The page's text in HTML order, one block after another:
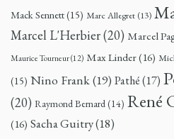
Mack Sennett(15) Marc Allegret (13)
Marcel L'Herbier(20) Marcel
Maurice Tourneur(12) Max Linder(16)
(15) Nino Frank(19) Pathé(17)
(20) Raymond Bernard(14) René
(16) Sacha Guitry(18)